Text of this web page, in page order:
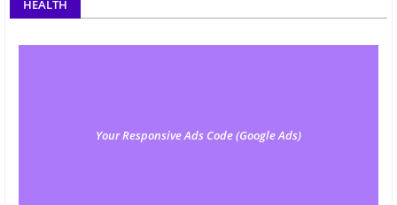
HEALTH
Your Responsive Ads Code (Google Ads)